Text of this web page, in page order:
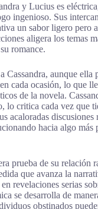
y Lucius es
ingenioso. Sus
un sabor ligero pero
aligera los temas
romance.
Cassandra, aunque ella
cada ocasión, lo que
de la novela.
lo critica cada vez que
acaloradas discusiones
hacia algo más
prueba de su relación
que avanza la
revelaciones serias
se desarrolla de
obstinados